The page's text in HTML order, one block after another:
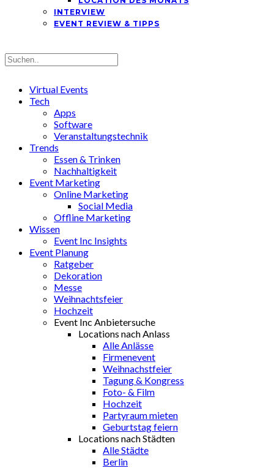
INTERVIEW
EVENT REVIEW & TIPPS
Virtual Events
Tech
Apps
Software
Veranstaltungstechnik
Trends
Essen & Trinken
Nachhaltigkeit
Event Marketing
Online Marketing
Social Media
Offline Marketing
Wissen
Event Inc Insights
Event Planung
Ratgeber
Dekoration
Messe
Weihnachtsfeier
Hochzeit
Event Inc Anbietersuche
Locations nach Anlass
Alle Anlässe
Firmenevent
Weihnachstfeier
Tagung & Kongress
Foto- & Film
Hochzeit
Partyraum mieten
Geburtstag feiern
Locations nach Städten
Alle Städte
Berlin